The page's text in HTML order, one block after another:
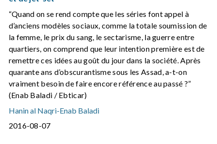
“Quand on se rend compte que les séries font appel à
d’anciens modèles sociaux, comme la totale soumission de
la femme, le prix du sang, le sectarisme, la guerre entre
quartiers, on comprend que leur intention première est de
remettre ces idées au goût du jour dans la société. Après
quarante ans d’obscurantisme sous les Assad, a-t-on
vraiment besoin de faire encore référence au passé ?”
(Enab Baladi / Ebticar)
Hanin al Naqri-Enab Baladi
2016-08-07